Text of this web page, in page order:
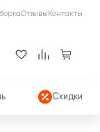
Отзывы Контакты
Скидки